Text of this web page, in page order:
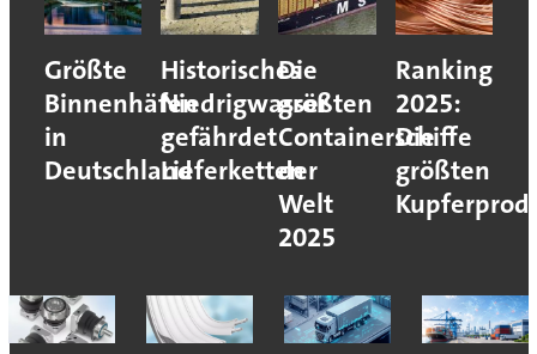
Größte
Binnenhäfen
in
Deutschland
Historisches
Niedrigwasser
gefährdet
Lieferketten
Die
größten
Containerschiffe
der
Welt
2025
Ranking
2025:
Die
größten